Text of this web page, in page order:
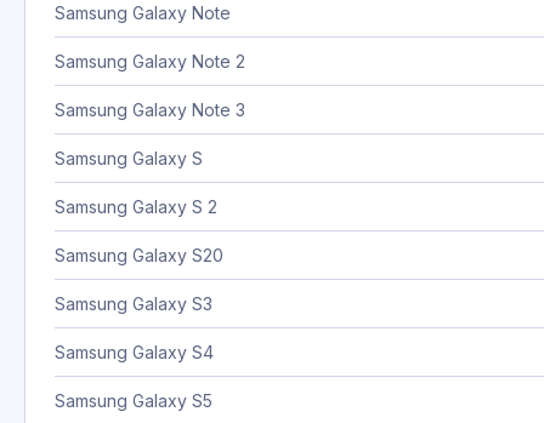
Samsung Galaxy Note
Samsung Galaxy Note 2
Samsung Galaxy Note 3
Samsung Galaxy S
Samsung Galaxy S 2
Samsung Galaxy S20
Samsung Galaxy S3
Samsung Galaxy S4
Samsung Galaxy S5